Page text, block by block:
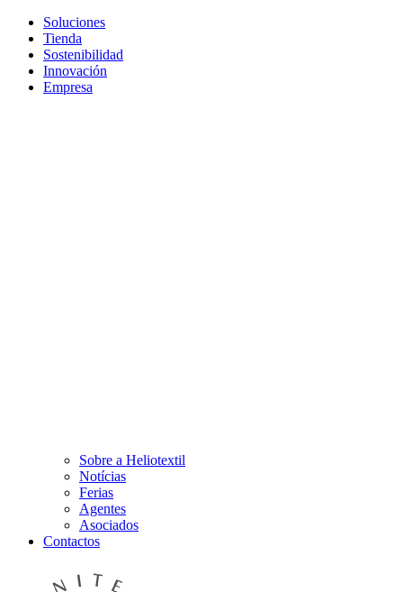
Soluciones
Tienda
Sostenibilidad
Innovación
Empresa
Sobre a Heliotextil
Notícias
Ferias
Agentes
Asociados
Contactos